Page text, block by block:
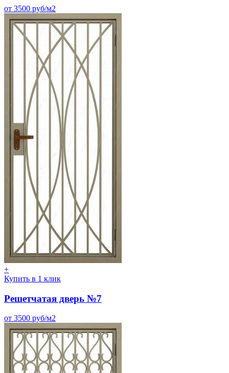
от 3500 руб/м2
+
Купить в 1 клик
Решетчатая дверь №7
от 3500 руб/м2